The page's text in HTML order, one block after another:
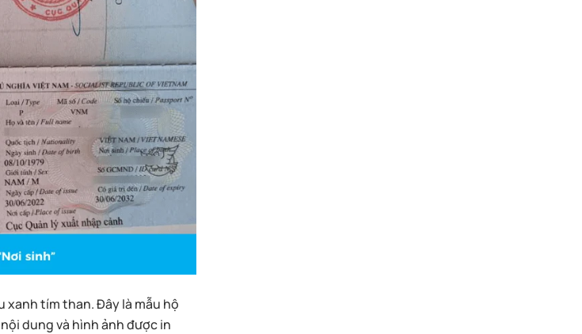
xanh tím than. Đây là mẫu hộ
dung và hình ảnh được in